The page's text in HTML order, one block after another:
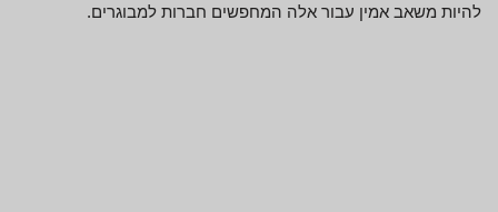
להיות משאב אמין עבור אלה המחפשים חברות למבוגרים.